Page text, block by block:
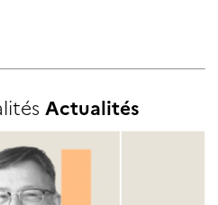
Actualités